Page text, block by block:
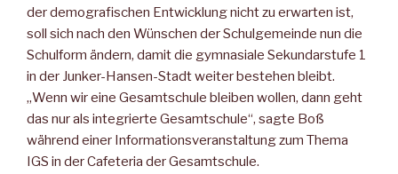
der demografischen Entwicklung nicht zu erwarten ist,
soll sich nach den Wünschen der Schulgemeinde nun die
Schulform ändern, damit die gymnasiale Sekundarstufe 1
in der Junker-Hansen-Stadt weiter bestehen bleibt.
„Wenn wir eine Gesamtschule bleiben wollen, dann geht
das nur als integrierte Gesamtschule“, sagte Boß
während einer Informationsveranstaltung zum Thema
IGS in der Cafeteria der Gesamtschule.